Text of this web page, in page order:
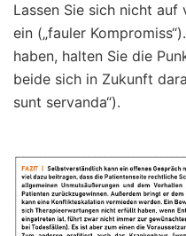
Lassen Sie sich nicht auf
ein („fauler
haben, halten Sie die
beide sich in Zukunft
sunt servanda“).